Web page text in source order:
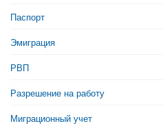
Паспорт
Эмиграция
РВП
Разрешение на работу
Миграционный учет